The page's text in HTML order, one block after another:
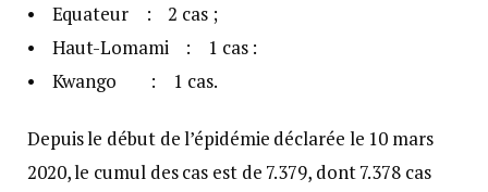
• Equateur : 2 cas ;
• Haut-Lomami : 1 cas :
• Kwango : 1 cas.
Depuis le début de l’épidémie déclarée le 10 mars
2020, le cumul des cas est de 7.379, dont 7.378 cas